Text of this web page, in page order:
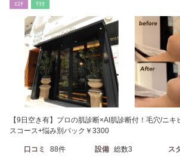
ｴｽﾃ ﾘﾗｸ
【9日空き有】プロの肌診断×AI肌診断付！毛穴/ニ
スコース+悩み別パック￥3300
口コミ 88件 設備 総数3 ス